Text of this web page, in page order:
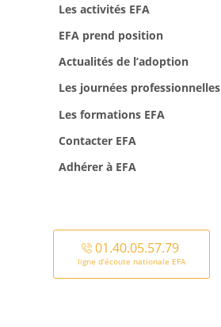
Les activités EFA
EFA prend position
Actualités de l’adoption
Les journées professionnelles
Les formations EFA
Contacter EFA
Adhérer à EFA
01.40.05.57.79
ligne d’écoute nationale EFA